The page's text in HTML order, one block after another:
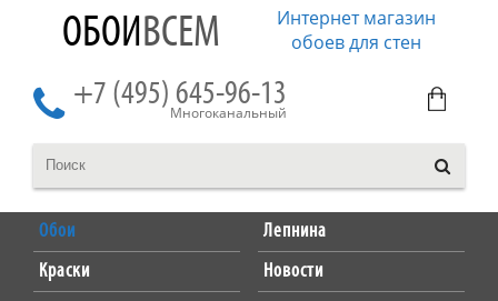
ОБОИВСЕМ
Интернет магазин
обоев для стен
+7 (495) 645-96-13
Многоканальный
Обои
Лепнина
Краски
Новости